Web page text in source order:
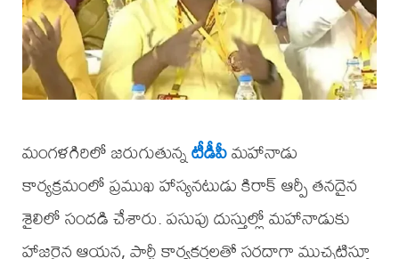
మంగళగిరిలో జరుగుతున్నటీడీపీమహానాడు
కార్యక్రమంలో ప్రముఖ హాస్యనటుడు కిరాక్ ఆర్పీ తనదైన
శైలిలో సందడి చేశారు. పసుపు దుస్తుల్లో మహానాడుకు
హాజరైన ఆయన, పార్టీ కార్యకర్తలతో సరదాగా ముచ్చటిస్తూ